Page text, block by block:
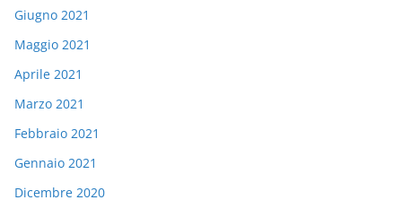
Giugno 2021
Maggio 2021
Aprile 2021
Marzo 2021
Febbraio 2021
Gennaio 2021
Dicembre 2020